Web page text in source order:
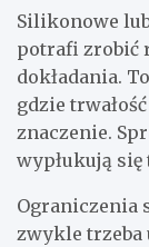
Silikonowe
potrafi zrobić
dokładania.
gdzie
znaczenie.
wypłukują się
Ograniczenia
zwykle trzeba